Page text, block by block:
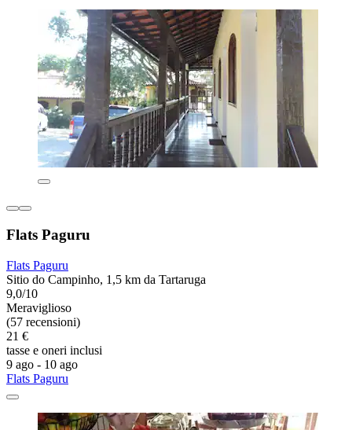
Flats Paguru
Flats Paguru
Sitio do Campinho, 1,5 km da Tartaruga
9,0/10
Meraviglioso
(57 recensioni)
21 €
tasse e oneri inclusi
9 ago - 10 ago
Flats Paguru